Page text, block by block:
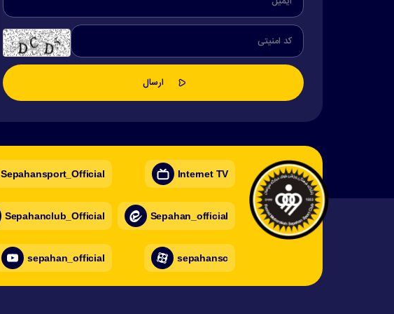
Sepahansport_Official
Sepahanclub_Official
sepahan_official
Internet TV
Sepahan_official
sepahansc